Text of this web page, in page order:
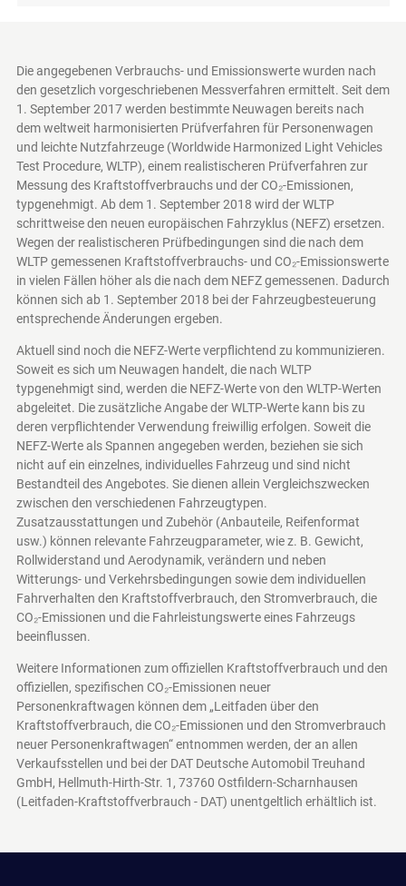
Die angegebenen Verbrauchs- und Emissionswerte wurden nach
den gesetzlich vorgeschriebenen Messverfahren ermittelt. Seit dem
1. September 2017 werden bestimmte Neuwagen bereits nach
dem weltweit harmonisierten Prüfverfahren für Personenwagen
und leichte Nutzfahrzeuge (Worldwide Harmonized Light Vehicles
Test Procedure, WLTP), einem realistischeren Prüfverfahren zur
Messung des Kraftstoffverbrauchs und der CO₂-Emissionen,
typgenehmigt. Ab dem 1. September 2018 wird der WLTP
schrittweise den neuen europäischen Fahrzyklus (NEFZ) ersetzen.
Wegen der realistischeren Prüfbedingungen sind die nach dem
WLTP gemessenen Kraftstoffverbrauchs- und CO₂-Emissionswerte
in vielen Fällen höher als die nach dem NEFZ gemessenen. Dadurch
können sich ab 1. September 2018 bei der Fahrzeugbesteuerung
entsprechende Änderungen ergeben.
Aktuell sind noch die NEFZ-Werte verpflichtend zu kommunizieren.
Soweit es sich um Neuwagen handelt, die nach WLTP
typgenehmigt sind, werden die NEFZ-Werte von den WLTP-Werten
abgeleitet. Die zusätzliche Angabe der WLTP-Werte kann bis zu
deren verpflichtender Verwendung freiwillig erfolgen. Soweit die
NEFZ-Werte als Spannen angegeben werden, beziehen sie sich
nicht auf ein einzelnes, individuelles Fahrzeug und sind nicht
Bestandteil des Angebotes. Sie dienen allein Vergleichszwecken
zwischen den verschiedenen Fahrzeugtypen.
Zusatzausstattungen und Zubehör (Anbauteile, Reifenformat
usw.) können relevante Fahrzeugparameter, wie z. B. Gewicht,
Rollwiderstand und Aerodynamik, verändern und neben
Witterungs- und Verkehrsbedingungen sowie dem individuellen
Fahrverhalten den Kraftstoffverbrauch, den Stromverbrauch, die
CO₂-Emissionen und die Fahrleistungswerte eines Fahrzeugs
beeinflussen.
Weitere Informationen zum offiziellen Kraftstoffverbrauch und den
offiziellen, spezifischen CO₂-Emissionen neuer
Personenkraftwagen können dem „Leitfaden über den
Kraftstoffverbrauch, die CO₂-Emissionen und den Stromverbrauch
neuer Personenkraftwagen“ entnommen werden, der an allen
Verkaufsstellen und bei der DAT Deutsche Automobil Treuhand
GmbH, Hellmuth-Hirth-Str. 1, 73760 Ostfildern-Scharnhausen
(Leitfaden-Kraftstoffverbrauch - DAT) unentgeltlich erhältlich ist.